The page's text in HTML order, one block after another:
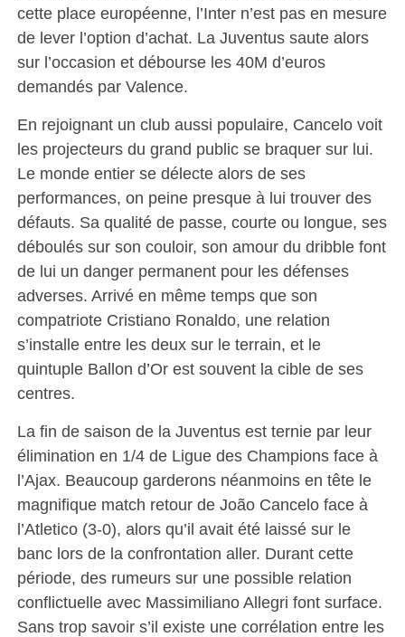
cette place européenne, l’Inter n’est pas en mesure
de lever l’option d’achat. La Juventus saute alors
sur l’occasion et débourse les 40M d’euros
demandés par Valence.
En rejoignant un club aussi populaire, Cancelo voit
les projecteurs du grand public se braquer sur lui.
Le monde entier se délecte alors de ses
performances, on peine presque à lui trouver des
défauts. Sa qualité de passe, courte ou longue, ses
déboulés sur son couloir, son amour du dribble font
de lui un danger permanent pour les défenses
adverses. Arrivé en même temps que son
compatriote Cristiano Ronaldo, une relation
s’installe entre les deux sur le terrain, et le
quintuple Ballon d’Or est souvent la cible de ses
centres.
La fin de saison de la Juventus est ternie par leur
élimination en 1/4 de Ligue des Champions face à
l’Ajax. Beaucoup garderons néanmoins en tête le
magnifique match retour de João Cancelo face à
l’Atletico (3-0), alors qu’il avait été laissé sur le
banc lors de la confrontation aller. Durant cette
période, des rumeurs sur une possible relation
conflictuelle avec Massimiliano Allegri font surface.
Sans trop savoir s’il existe une corrélation entre les